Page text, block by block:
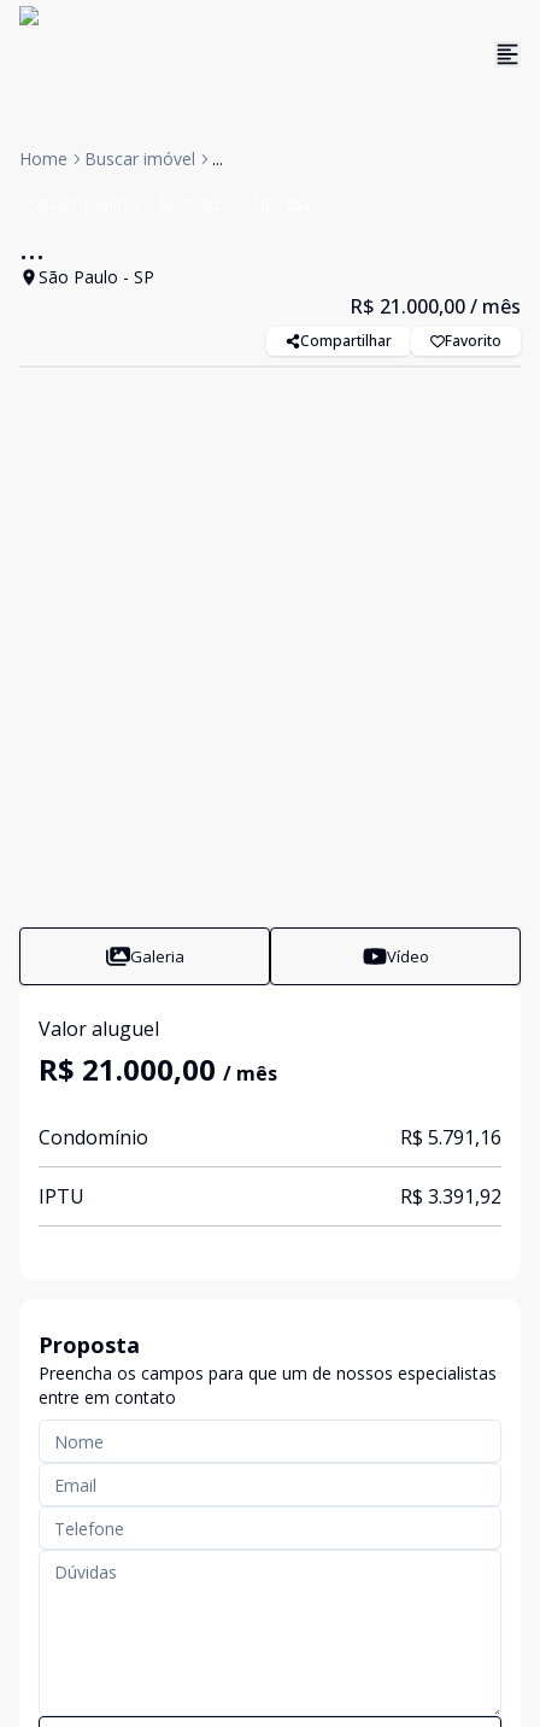
Home Buscar imóvel ...
...
São Paulo - SP
R$ 21.000,00/ mês
Compartilhar Favorito
Galeria Vídeo
Valor aluguel
R$ 21.000,00 / mês
Condomínio R$ 5.791,16
IPTU R$ 3.391,92
Proposta
Preencha os campos para que um de nossos especialistas
entre em contato